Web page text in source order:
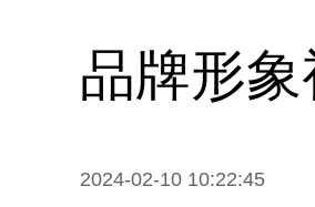
品牌形
2024-02-10 10:22:45